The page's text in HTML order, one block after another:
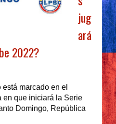
jug
ará
2022?
marcado en el
en que iniciará la Serie
Domingo, República